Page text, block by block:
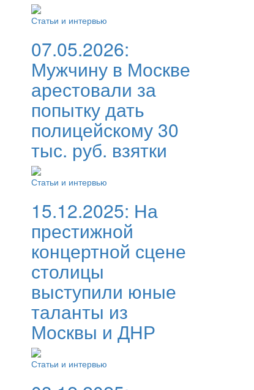
Статьи и интервью
07.05.2026:
Мужчину в Москве
арестовали за
попытку дать
полицейскому 30
тыс. руб. взятки
Статьи и интервью
15.12.2025: На
престижной
концертной сцене
столицы
выступили юные
таланты из
Москвы и ДНР
Статьи и интервью